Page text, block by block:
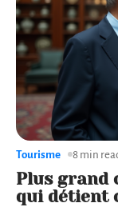
Plus grand
qui détient
Tourisme 8 min